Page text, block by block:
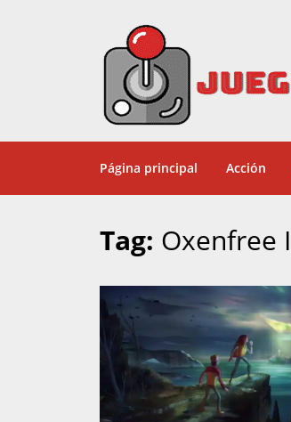
Página principal Acción
Tag: Oxenfree